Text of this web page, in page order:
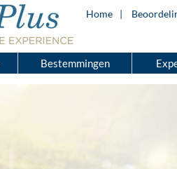
Home
Bestemmingen